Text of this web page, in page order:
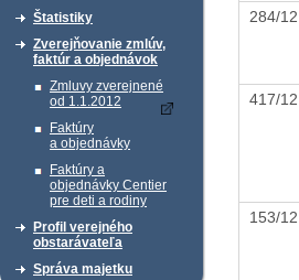
Štatistiky
Zverejňovanie zmlúv,
faktúr a objednávok
Zmluvy zverejnené
od 1.1.2012
Faktúry
a objednávky
Faktúry a
objednávky Centier
pre deti a rodiny
Profil verejného
obstarávateľa
Správa majetku
284/12
417/12
153/12